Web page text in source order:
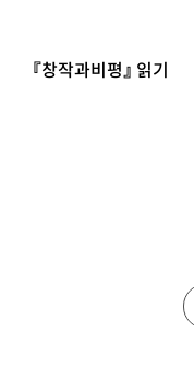
『창작과비평』 읽기